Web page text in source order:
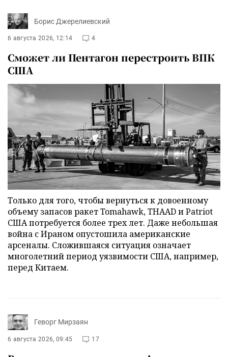
Борис Джерелиевский
6 августа 2026, 12:14 4
Сможет ли Пентагон перестроить ВПК
США
Только для того, чтобы вернуться к довоенному
объему запасов ракет Tomahawk, THAAD и Patriot
США потребуется более трех лет. Даже небольшая
война с Ираном опустошила американские
арсеналы. Сложившаяся ситуация означает
многолетний период уязвимости США, например,
перед Китаем.
Геворг Мирзаян
6 августа 2026, 09:45 17